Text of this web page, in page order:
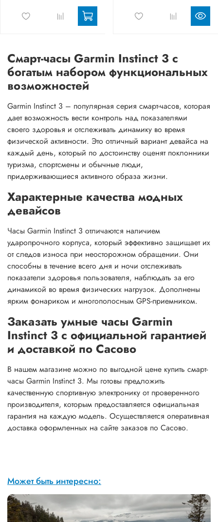
Смарт-часы Garmin Instinct 3 с
богатым набором функциональных
возможностей
Garmin Instinct 3 – популярная серия смарт-часов, которая
дает возможность вести контроль над показателями
своего здоровья и отслеживать динамику во время
физической активности. Это отличный вариант девайса на
каждый день, который по достоинству оценят поклонники
туризма, спортсмены и обычные люди,
придерживающиеся активного образа жизни.
Характерные качества модных
девайсов
Часы Garmin Instinct 3 отличаются наличием
ударопрочного корпуса, который эффективно защищает их
от следов износа при неосторожном обращении. Они
способны в течение всего дня и ночи отслеживать
показатели здоровья пользователя, наблюдать за его
динамикой во время физических нагрузок. Дополнены
ярким фонариком и многополосным GPS-приемником.
Заказать умные часы Garmin
Instinct 3 с официальной гарантией
и доставкой по Сасово
В нашем магазине можно по выгодной цене купить смарт-
часы Garmin Instinct 3. Мы готовы предложить
качественную спортивную электронику от проверенного
производителя, которым предоставляется официальная
гарантия на каждую модель. Осуществляется оперативная
доставка оформленных на сайте заказов по Сасово.
Может быть интересно: